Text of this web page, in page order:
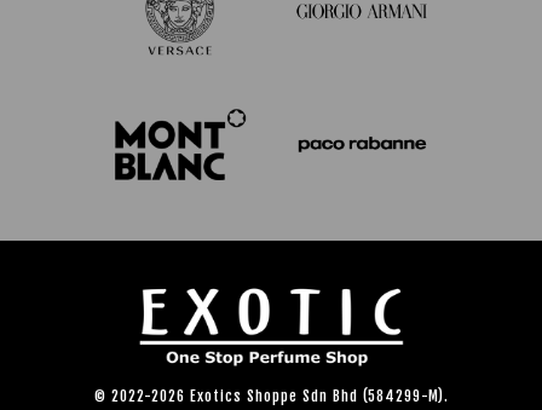
© 2022-2026 Exotics Shoppe Sdn Bhd (584299-M).